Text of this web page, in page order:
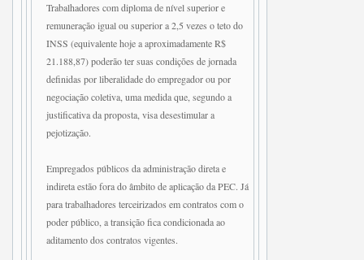
Trabalhadores com diploma de nível superior e
remuneração igual ou superior a 2,5 vezes o teto do
INSS (equivalente hoje a aproximadamente R$
21.188,87) poderão ter suas condições de jornada
definidas por liberalidade do empregador ou por
negociação coletiva, uma medida que, segundo a
justificativa da proposta, visa desestimular a
pejotização.
Empregados públicos da administração direta e
indireta estão fora do âmbito de aplicação da PEC. Já
para trabalhadores terceirizados em contratos com o
poder público, a transição fica condicionada ao
aditamento dos contratos vigentes.